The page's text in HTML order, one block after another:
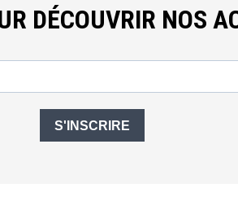
DÉCOUVRIR NOS
S'INSCRIRE